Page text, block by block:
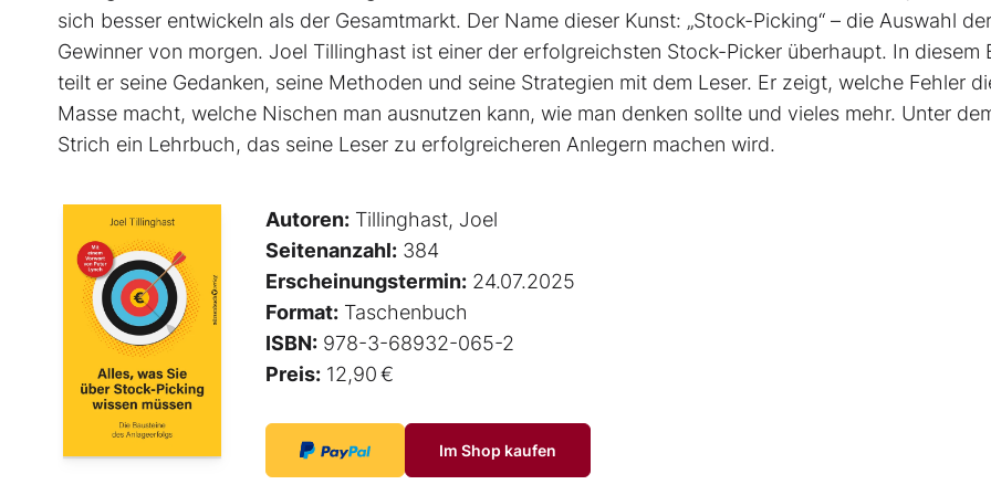
sich besser entwickeln als der Gesamtmarkt. Der Name dieser Kunst: „Stock-Picking“ – die Auswahl der
Gewinner von morgen. Joel Tillinghast ist einer der erfolgreichsten Stock-Picker überhaupt. In diesem
teilt er seine Gedanken, seine Methoden und seine Strategien mit dem Leser. Er zeigt, welche Fehler
Masse macht, welche Nischen man ausnutzen kann, wie man denken sollte und vieles mehr. Unter
Strich ein Lehrbuch, das seine Leser zu erfolgreicheren Anlegern machen wird.
Autoren: Tillinghast, Joel
Seitenanzahl: 384
Erscheinungstermin: 24.07.2025
Format: Taschenbuch
ISBN: 978-3-68932-065-2
Preis: 12,90 €
Im Shop kaufen